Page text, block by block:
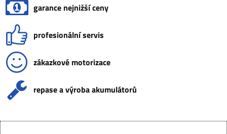
garance nejnižší ceny
profesionální servis
zákazkové motorizace
repase a výroba akumulátorů